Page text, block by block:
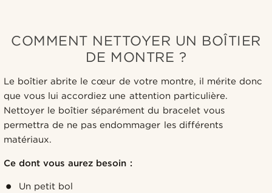
COMMENT NETTOYER UN BOÎTIER
DE MONTRE ?
Le boîtier abrite le cœur de votre montre, il mérite donc
que vous lui accordiez une attention particulière.
Nettoyer le boîtier séparément du bracelet vous
permettra de ne pas endommager les différents
matériaux.
Ce dont vous aurez besoin :
Un petit bol